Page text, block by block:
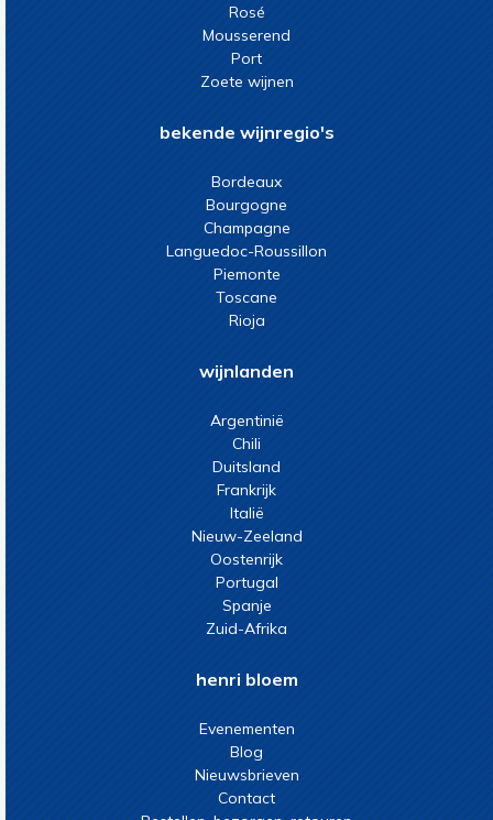
Rosé
Mousserend
Port
Zoete wijnen
bekende wijnregio's
Bordeaux
Bourgogne
Champagne
Languedoc-Roussillon
Piemonte
Toscane
Rioja
wijnlanden
Argentinië
Chili
Duitsland
Frankrijk
Italië
Nieuw-Zeeland
Oostenrijk
Portugal
Spanje
Zuid-Afrika
henri bloem
Evenementen
Blog
Nieuwsbrieven
Contact